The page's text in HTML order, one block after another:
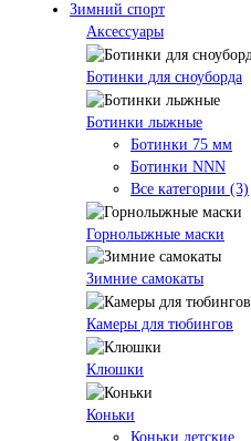
Зимний спорт
Аксессуары
Ботинки для сноуборда
Ботинки лыжные
Ботинки 75 мм
Ботинки NNN
Все категории (3)
Горнолыжные маски
Зимние самокаты
Камеры для тюбингов
Клюшки
Коньки
Коньки детские